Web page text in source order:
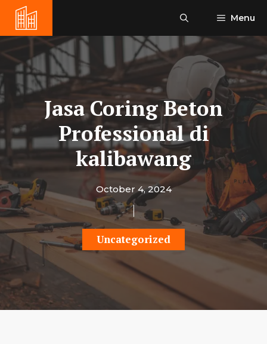
content
Menu
Jasa Coring Beton
Professional di
kalibawang
October 4, 2024
Uncategorized